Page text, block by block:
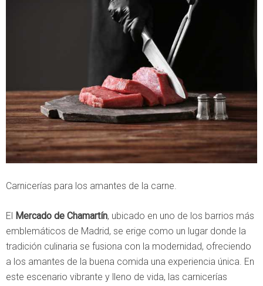
Carnicerías para los amantes de la carne.
El Mercado de Chamartín, ubicado en uno de los barrios más
emblemáticos de Madrid, se erige como un lugar donde la
tradición culinaria se fusiona con la modernidad, ofreciendo
a los amantes de la buena comida una experiencia única. En
este escenario vibrante y lleno de vida, las carnicerías